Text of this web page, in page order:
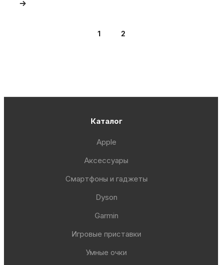
1 2
Каталог
Apple
Аксессуары
Смартфоны и гаджеты
Dyson
Garmin
Игровые приставки
Умные очки